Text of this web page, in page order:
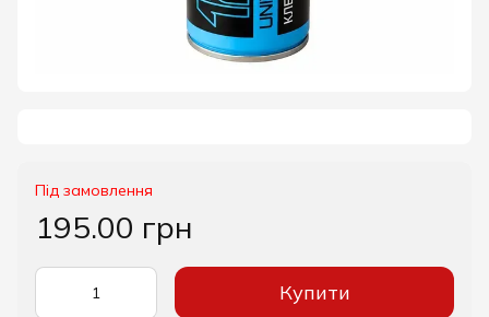
Під замовлення
195.00 грн
Купити